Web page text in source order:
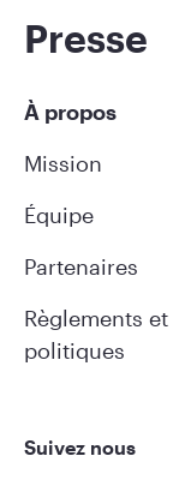
Presse
À propos
Mission
Équipe
Partenaires
Règlements et
politiques
Suivez nous